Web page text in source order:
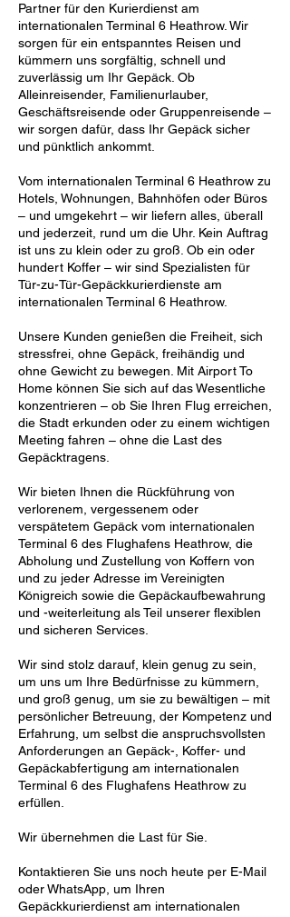
Partner für den Kurierdienst am
internationalen Terminal 6 Heathrow. Wir
sorgen für ein entspanntes Reisen und
kümmern uns sorgfältig, schnell und
zuverlässig um Ihr Gepäck. Ob
Alleinreisender, Familienurlauber,
Geschäftsreisende oder Gruppenreisende –
wir sorgen dafür, dass Ihr Gepäck sicher
und pünktlich ankommt.
Vom internationalen Terminal 6 Heathrow zu
Hotels, Wohnungen, Bahnhöfen oder Büros
– und umgekehrt – wir liefern alles, überall
und jederzeit, rund um die Uhr. Kein Auftrag
ist uns zu klein oder zu groß. Ob ein oder
hundert Koffer – wir sind Spezialisten für
Tür-zu-Tür-Gepäckkurierdienste am
internationalen Terminal 6 Heathrow.
Unsere Kunden genießen die Freiheit, sich
stressfrei, ohne Gepäck, freihändig und
ohne Gewicht zu bewegen. Mit Airport To
Home können Sie sich auf das Wesentliche
konzentrieren – ob Sie Ihren Flug erreichen,
die Stadt erkunden oder zu einem wichtigen
Meeting fahren – ohne die Last des
Gepäcktragens.
Wir bieten Ihnen die Rückführung von
verlorenem, vergessenem oder
verspätetem Gepäck vom internationalen
Terminal 6 des Flughafens Heathrow, die
Abholung und Zustellung von Koffern von
und zu jeder Adresse im Vereinigten
Königreich sowie die Gepäckaufbewahrung
und -weiterleitung als Teil unserer flexiblen
und sicheren Services.
Wir sind stolz darauf, klein genug zu sein,
um uns um Ihre Bedürfnisse zu kümmern,
und groß genug, um sie zu bewältigen – mit
persönlicher Betreuung, der Kompetenz und
Erfahrung, um selbst die anspruchsvollsten
Anforderungen an Gepäck-, Koffer- und
Gepäckabfertigung am internationalen
Terminal 6 des Flughafens Heathrow zu
erfüllen.
Wir übernehmen die Last für Sie.
Kontaktieren Sie uns noch heute per E-Mail
oder WhatsApp, um Ihren
Gepäckkurierdienst am internationalen